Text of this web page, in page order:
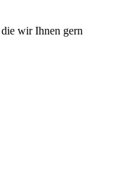
wir Ihnen gern